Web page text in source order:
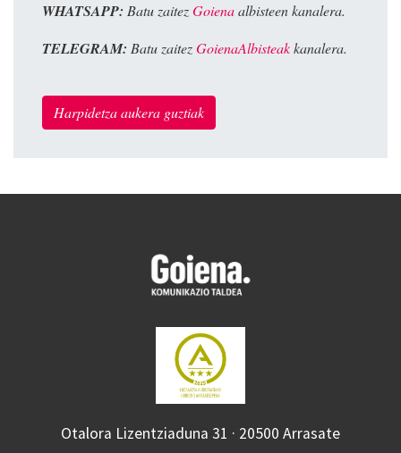
WHATSAPP: Batu zaitezGoienaalbisteen kanalera.
TELEGRAM: Batu zaitezGoienaAlbisteakkanalera.
Harpidetza aukera guztiak
Otalora Lizentziaduna 31 · 20500 Arrasate